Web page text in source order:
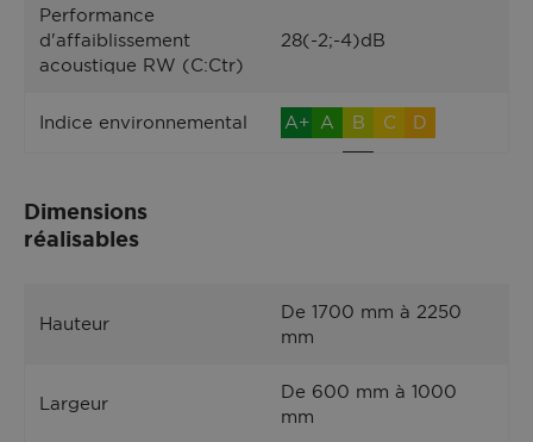
Performance
d'affaiblissement
acoustique RW (C:Ctr)
28(-2;-4)dB
Indice environnemental A+ A B C D
Dimensions
réalisables
Hauteur
De 1700 mm à 2250
mm
Largeur
De 600 mm à 1000
mm